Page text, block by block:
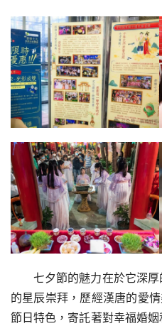
七夕節的魅力在於它深
的星辰崇拜，歷經漢唐的愛
節日特色，寄託著對幸福婚